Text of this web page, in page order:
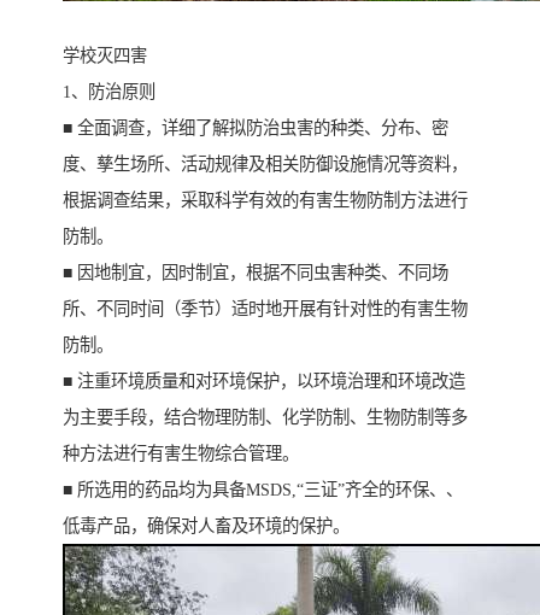
学校灭四害
1、防治原则
■ 全面调查，详细了解拟防治虫害的种类、分布、密
度、孳生场所、活动规律及相关防御设施情况等资料，
根据调查结果，采取科学有效的有害生物防制方法进行
防制。
■ 因地制宜，因时制宜，根据不同虫害种类、不同场
所、不同时间（季节）适时地开展有针对性的有害生物
防制。
■ 注重环境质量和对环境保护，以环境治理和环境改造
为主要手段，结合物理防制、化学防制、生物防制等多
种方法进行有害生物综合管理。
■ 所选用的药品均为具备MSDS,“三证”齐全的环保、、
低毒产品，确保对人畜及环境的保护。